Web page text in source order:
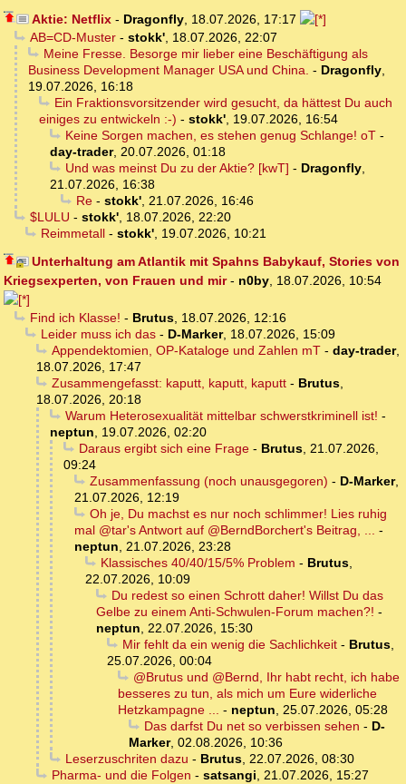
Aktie: Netflix- Dragonfly, 18.07.2026, 17:17
AB=CD-Muster- stokk', 18.07.2026, 22:07
Meine Fresse. Besorge mir lieber eine Beschäftigung als
Business Development Manager USA und China. - Dragonfly,
19.07.2026, 16:18
Ein Fraktionsvorsitzender wird gesucht, da hättest Du auch
einiges zu entwickeln :-) - stokk', 19.07.2026, 16:54
Keine Sorgen machen, es stehen genug Schlange! oT-
day-trader, 20.07.2026, 01:18
Und was meinst Du zu der Aktie? [kwT] - Dragonfly,
21.07.2026, 16:38
Re- stokk', 21.07.2026, 16:46
$LULU - stokk', 18.07.2026, 22:20
Reimmetall- stokk', 19.07.2026, 10:21
Unterhaltung am Atlantik mit Spahns Babykauf, Stories von
Kriegsexperten, von Frauen und mir- n0by, 18.07.2026, 10:54
Find ich Klasse! - Brutus, 18.07.2026, 12:16
Leider muss ich das- D-Marker, 18.07.2026, 15:09
Appendektomien, OP-Kataloge und Zahlen mT- day-trader,
18.07.2026, 17:47
Zusammengefasst: kaputt, kaputt, kaputt- Brutus,
18.07.2026, 20:18
Warum Heterosexualität mittelbar schwerstkriminell ist! -
neptun, 19.07.2026, 02:20
Daraus ergibt sich eine Frage- Brutus, 21.07.2026,
09:24
Zusammenfassung (noch unausgegoren) - D-Marker,
21.07.2026, 12:19
Oh je, Du machst es nur noch schlimmer! Lies ruhig
mal @tar's Antwort auf @BerndBorchert's Beitrag, ... -
neptun, 21.07.2026, 23:28
Klassisches 40/40/15/5% Problem - Brutus,
22.07.2026, 10:09
Du redest so einen Schrott daher! Willst Du das
Gelbe zu einem Anti-Schwulen-Forum machen?! -
neptun, 22.07.2026, 15:30
Mir fehlt da ein wenig die Sachlichkeit- Brutus,
25.07.2026, 00:04
@Brutus und @Bernd, Ihr habt recht, ich habe
besseres zu tun, als mich um Eure widerliche
Hetzkampagne ... - neptun, 25.07.2026, 05:28
Das darfst Du net so verbissen sehen - D-
Marker, 02.08.2026, 10:36
Leserzuschriten dazu - Brutus, 22.07.2026, 08:30
Pharma- und die Folgen - satsangi, 21.07.2026, 15:27